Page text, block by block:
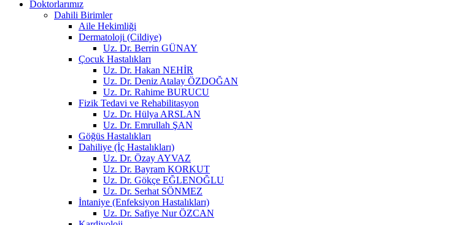
Doktorlarımız
Dahili Birimler
Aile Hekimliği
Dermatoloji (Cildiye)
Uz. Dr. Berrin GÜNAY
Çocuk Hastalıkları
Uz. Dr. Hakan NEHİR
Uz. Dr. Deniz Atalay ÖZDOĞAN
Uz. Dr. Rahime BURUCU
Fizik Tedavi ve Rehabilitasyon
Uz. Dr. Hülya ARSLAN
Uz. Dr. Emrullah ŞAN
Göğüs Hastalıkları
Dahiliye (İç Hastalıkları)
Uz. Dr. Özay AYVAZ
Uz. Dr. Bayram KORKUT
Uz. Dr. Gökçe EĞLENOĞLU
Uz. Dr. Serhat SÖNMEZ
İntaniye (Enfeksiyon Hastalıkları)
Uz. Dr. Safiye Nur ÖZCAN